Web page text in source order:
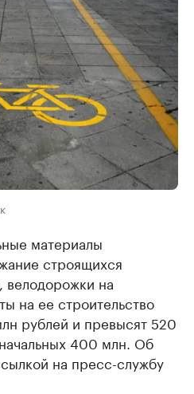
материалы
строящихся
велодорожки на
на ее строительство
рублей и превысят 520
400 млн. Об
на пресс-службу